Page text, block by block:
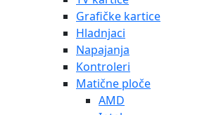
Grafičke kartice
Hladnjaci
Napajanja
Kontroleri
Matične ploče
AMD